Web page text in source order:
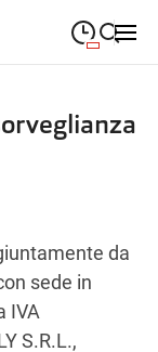
closeSearch
09:30
09:30— 20:30
09:30
da
sede in
IVA
S.R.L.,